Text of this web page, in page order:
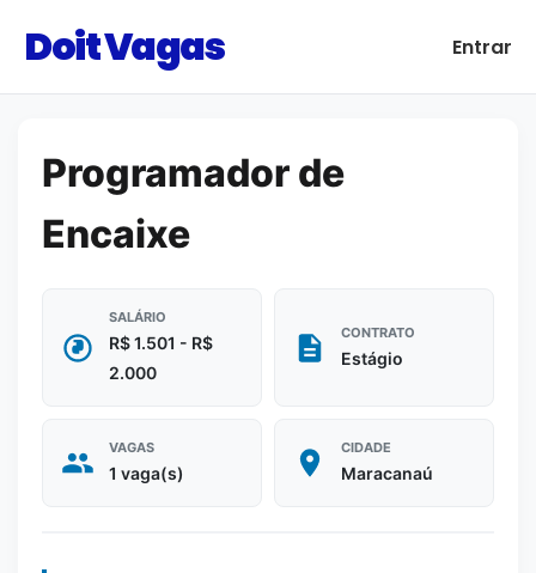
Doit Vagas Entrar
Programador de
Encaixe
SALÁRIO
R$ 1.501 - R$
2.000
CONTRATO
Estágio
VAGAS
1 vaga(s)
CIDADE
Maracanaú